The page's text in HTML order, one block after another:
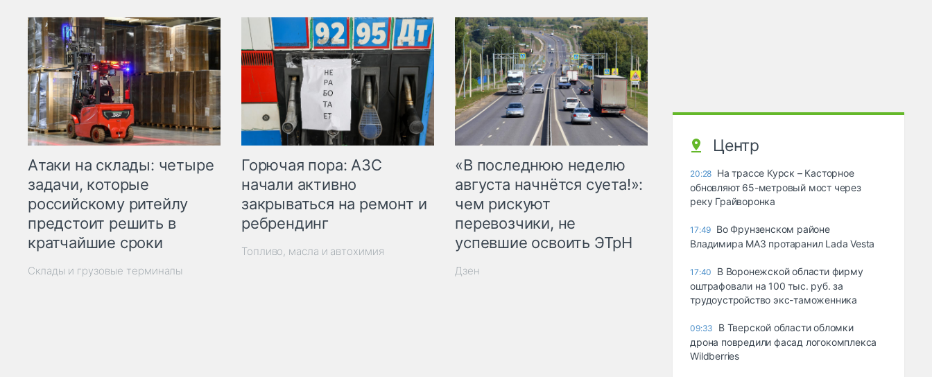
Атаки на склады: четыре
задачи, которые
российскому ритейлу
предстоит решить в
кратчайшие сроки
Склады и грузовые терминалы
Горючая пора: АЗС
начали активно
закрываться на ремонт и
ребрендинг
Топливо, масла и автохимия
«В последнюю неделю
августа начнётся суета!»:
чем рискуют
перевозчики, не
успевшие освоить ЭТрН
Дзен
Центр
20:28 На трассе Курск – Касторное
обновляют 65-метровый мост через
реку Грайворонка
17:49 Во Фрунзенском районе
Владимира МАЗ протаранил Lada Vesta
17:40
В Воронежской области фирму
оштрафовали на 100 тыс. руб. за
трудоустройство экс-таможенника
09:33
В Тверской области обломки
дрона повредили фасад логокомплекса
Wildberries